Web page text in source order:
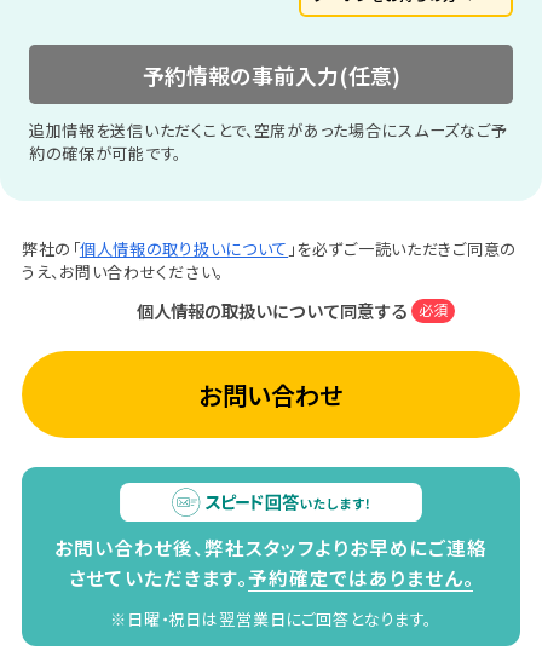
予約情報の事前入力(任意)
追加情報を送信いただくことで、空席があった場合にスムーズなご予
約の確保が可能です。
弊社の「個人情報の取り扱いについて 」を必ずご一読いただきご同意の
うえ、お問い合わせください。
個人情報の取扱いについて同意する 必須
お問い合わせ
お問い合わせ後、弊社スタッフよりお早めにご連絡
させていただきます。予約確定ではありません。
※日曜・祝日は翌営業日にご回答となります。